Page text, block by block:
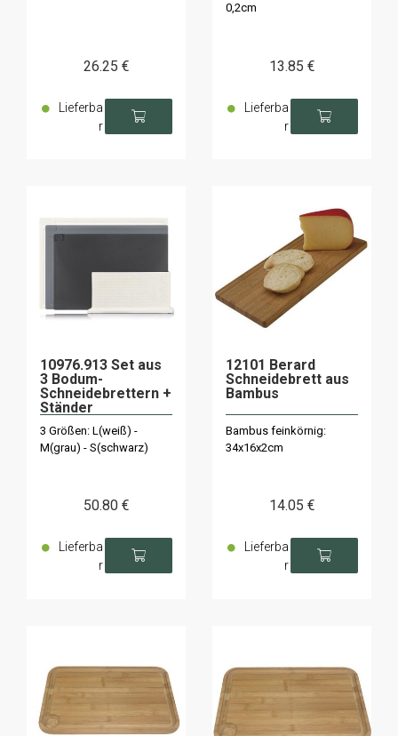
26.25 €
Lieferba
r
0,2cm
13.85 €
Lieferba
r
10976.913 Set aus
3 Bodum-
Schneidebrettern +
Ständer
3 Größen: L(weiß) -
M(grau) - S(schwarz)
50.80 €
Lieferba
r
12101 Berard
Schneidebrett aus
Bambus
Bambus feinkörnig:
34x16x2cm
14.05 €
Lieferba
r